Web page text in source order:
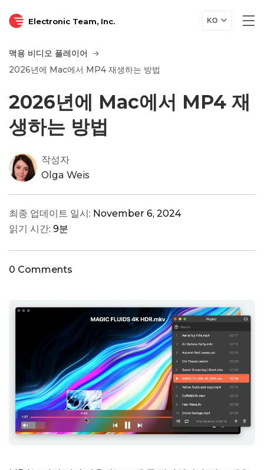
Electronic Team, Inc. KO
맥용 비디오 플레이어
2026년에 Mac에서 MP4 재생하는 방법
2026년에 Mac에서 MP4 재
생하는 방법
작성자
Olga Weis
최종 업데이트 일시: November 6, 2024
읽기 시간: 9분
0 Comments